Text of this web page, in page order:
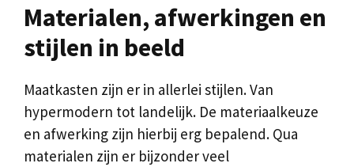
Materialen, afwerkingen en
stijlen in beeld
Maatkasten zijn er in allerlei stijlen. Van
hypermodern tot landelijk. De materiaalkeuze
en afwerking zijn hierbij erg bepalend. Qua
materialen zijn er bijzonder veel